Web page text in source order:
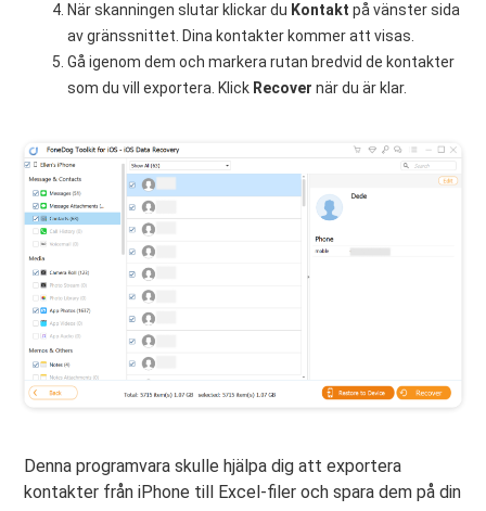
När skanningen slutar klickar du Kontakt på vänster sida
av gränssnittet. Dina kontakter kommer att visas.
Gå igenom dem och markera rutan bredvid de kontakter
som du vill exportera. Klick Recover när du är klar.
Denna programvara skulle hjälpa dig att exportera
kontakter från iPhone till Excel-filer och spara dem på din